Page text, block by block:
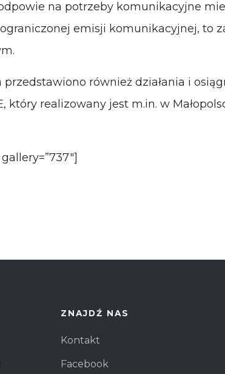
na potrzeby komunikacyjne
emisji komunikacyjnej, to
również działania i
który realizowany jest m.in. w
ZNAJDŹ NAS
Kontakt
Facebook